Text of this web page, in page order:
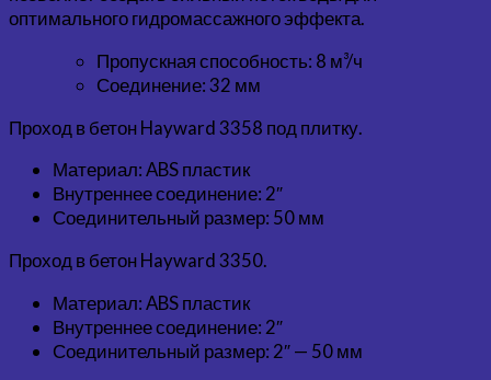
оптимального гидромассажного эффекта.
Пропускная способность: 8 м³/ч
Соединение: 32 мм
Проход в бетон Hayward 3358 под плитку.
Материал: ABS пластик
Внутреннее соединение: 2″
Соединительный размер: 50 мм
Проход в бетон Hayward 3350.
Материал: ABS пластик
Внутреннее соединение: 2″
Соединительный размер: 2″ — 50 мм